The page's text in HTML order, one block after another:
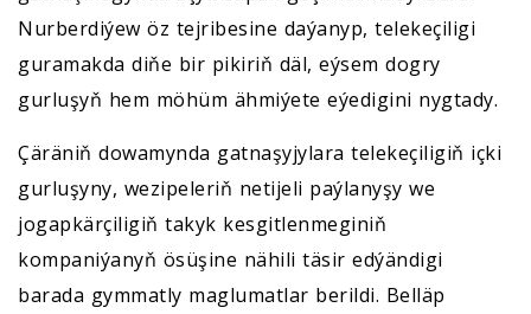
Nurberdiýew öz tejribesine daýanyp, telekeçiligi
guramakda diňe bir pikiriň däl, eýsem dogry
gurluşyň hem möhüm ähmiýete eýedigini nygtady.
Çäräniň dowamynda gatnaşyjylara telekeçiligiň içki
gurluşyny, wezipeleriň netijeli paýlanyşy we
jogapkärçiligiň takyk kesgitlenmeginiň
kompaniýanyň ösüşine nähili täsir edýändigi
barada gymmatly maglumatlar berildi. Belläp